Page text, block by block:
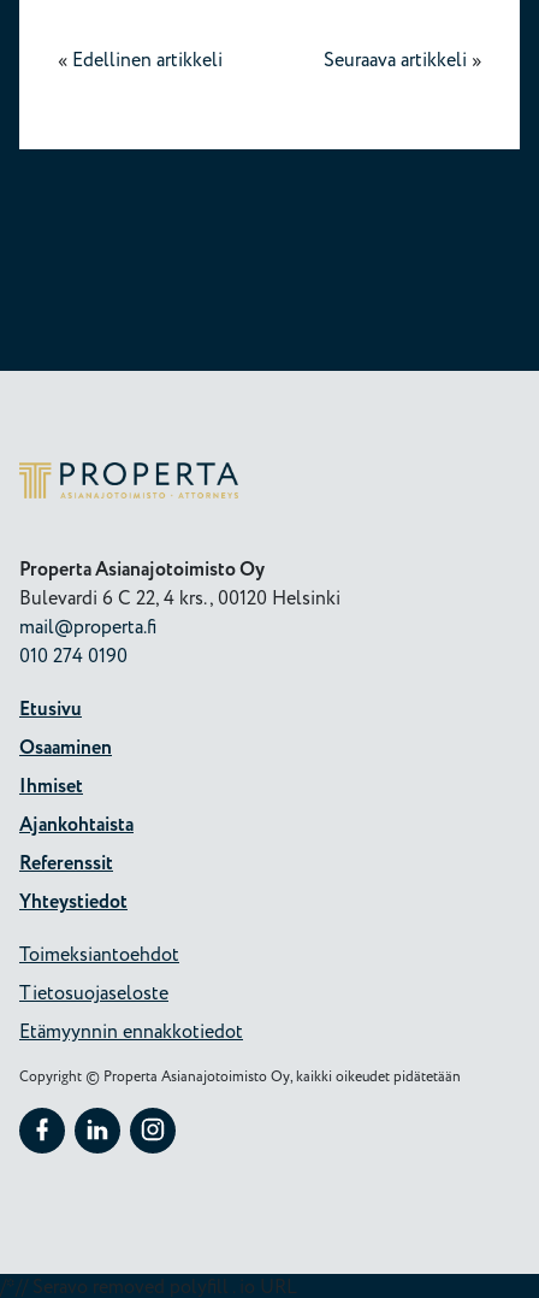
« Edellinen artikkeli Seuraava artikkeli »
Properta
Properta Asianajotoimisto Oy
Bulevardi 6 C 22, 4 krs., 00120 Helsinki
mail@properta.fi
010 274 0190
Etusivu
Osaaminen
Ihmiset
Ajankohtaista
Referenssit
Yhteystiedot
Toimeksiantoehdot
Tietosuojaseloste
Etämyynnin ennakkotiedot
Copyright © Properta Asianajotoimisto Oy, kaikki oikeudet pidätetään
Seuraa Properta kohteessa: Facebook
Seuraa Properta kohteessa: LinkedIn
Seuraa Properta kohteessa: Instagram
/*// Seravo removed polyfill . io URL